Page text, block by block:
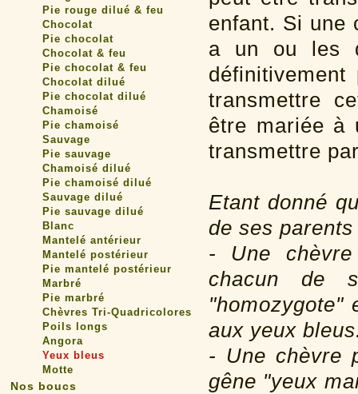
Pie rouge dilué & feu
Chocolat
Pie chocolat
Chocolat & feu
Pie chocolat & feu
Chocolat dilué
Pie chocolat dilué
Chamoisé
Pie chamoisé
Sauvage
Pie sauvage
Chamoisé dilué
Pie chamoisé dilué
Sauvage dilué
Pie sauvage dilué
Blanc
Mantelé antérieur
Mantelé postérieur
Pie mantelé postérieur
Marbré
Pie marbré
Chèvres Tri-Quadricolores
Poils longs
Angora
Yeux bleus
Motte
Nos boucs
enfant. Si une
a un ou les
transmettre
être mariée à
transmettre
Etant donné
de ses parents
- Une
chacun de
"homozygote"
aux yeux
- Une chèvre
gêne "yeux